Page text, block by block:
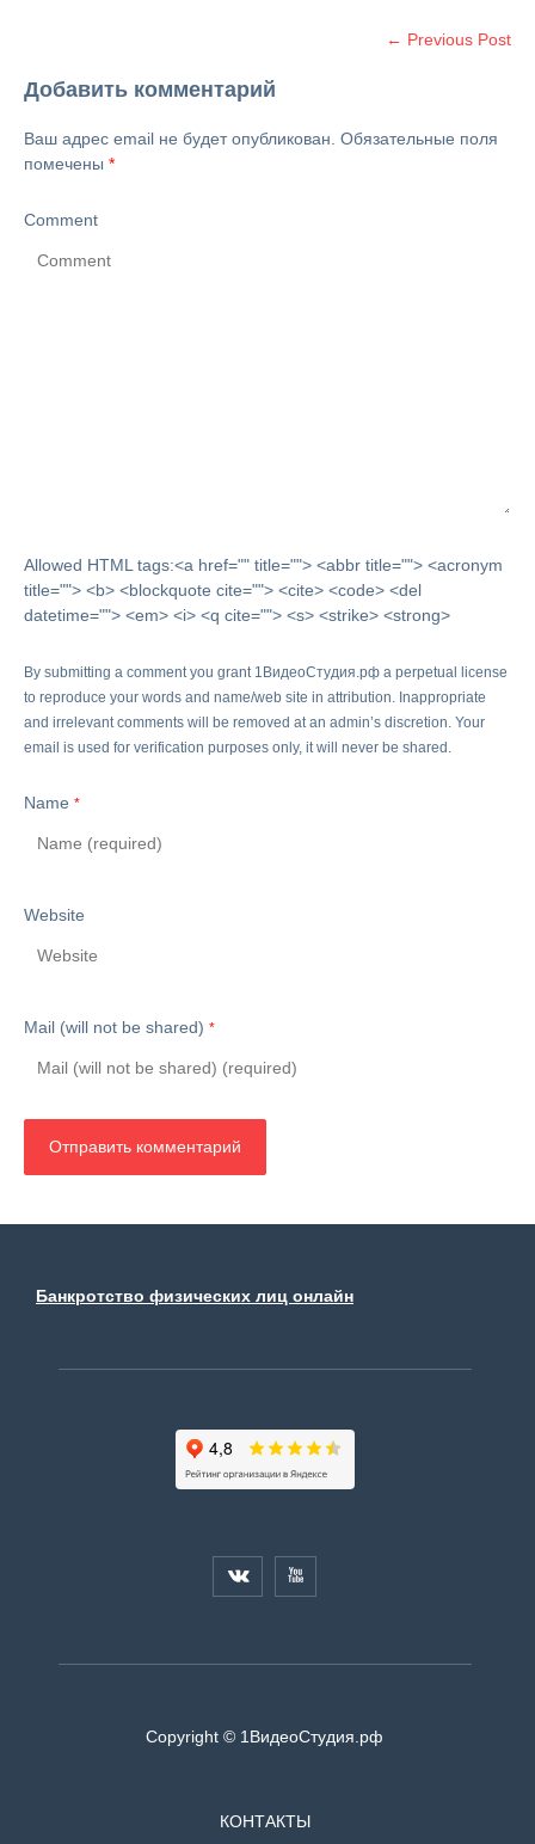
← Previous Post
Добавить комментарий
Ваш адрес email не будет опубликован. Обязательные поля
помечены *
Comment
Allowed HTML tags:<a href="" title=""> <abbr title=""> <acronym
title=""> <b> <blockquote cite=""> <cite> <code> <del
datetime=""> <em> <i> <q cite=""> <s> <strike> <strong>
By submitting a comment you grant 1ВидеоСтудия.рф a perpetual license
to reproduce your words and name/web site in attribution. Inappropriate
and irrelevant comments will be removed at an admin’s discretion. Your
email is used for verification purposes only, it will never be shared.
Name *
Website
Mail (will not be shared) *
Банкротство физических лиц онлайн
 
Copyright © 1ВидеоСтудия.рф
КОНТАКТЫ